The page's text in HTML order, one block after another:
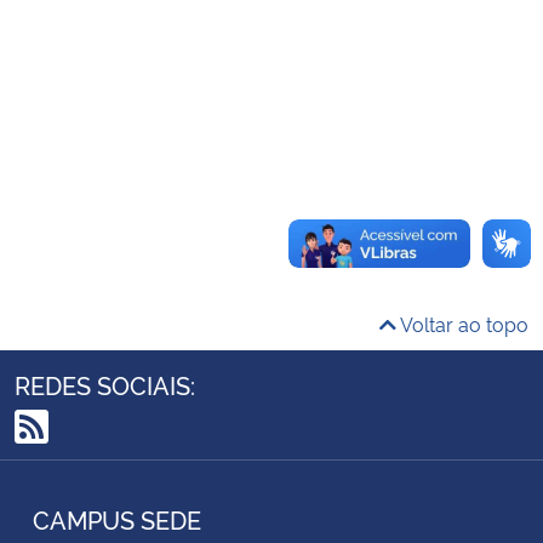
Ministério do Desenvolvimento Regional
Ministério da Mulher, da Família e dos Direitos Humanos
Voltar ao topo
REDES SOCIAIS:
RSS
CAMPUS SEDE